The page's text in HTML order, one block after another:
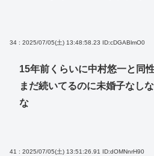
34 : 2025/07/05(土) 13:48:58.23 ID:cDGABlmO0
15年前くらいに中村悠一と同
まだ続いてるのに未婚子なし
な
41 : 2025/07/05(土) 13:51:26.91 ID:dOMNnrH90